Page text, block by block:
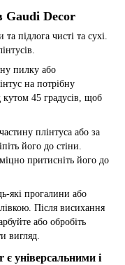
Gaudi Decor
підлога чисті та сухі.
пилку або
на потрібну
кутом 45 градусів, щоб
плінтуса або за
його до стіни.
притисніть його до
які прогалини або
Після висихання
або обробіть
вигляд.
є універсальними і